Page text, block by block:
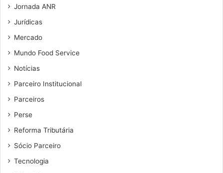
Jornada ANR
Jurídicas
Mercado
Mundo Food Service
Notícias
Parceiro Institucional
Parceiros
Perse
Reforma Tributária
Sócio Parceiro
Tecnologia